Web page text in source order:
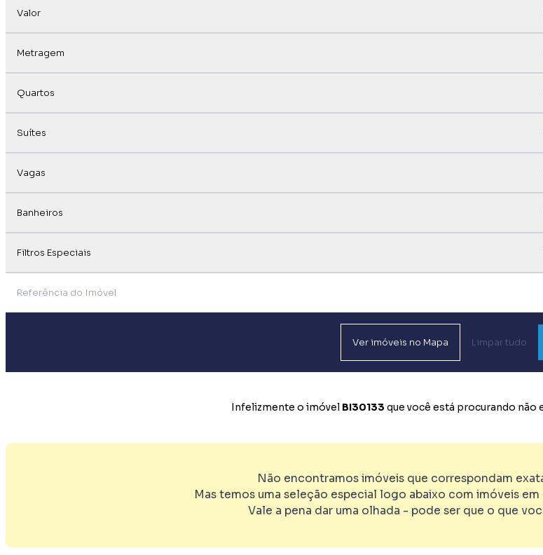
Valor
Metragem
Quartos
Suítes
Vagas
Banheiros
Filtros Especiais
Ver imóveis no Mapa Limpar tudo
Infelizmente o imóvel BI30133 que você está procurando não
Não encontramos imóveis que correspondam
Mas temos uma seleção especial logo abaixo com imóveis
Vale a pena dar uma olhada - pode ser que o que